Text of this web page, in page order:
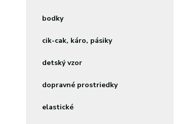
bodky
cik-cak, káro, pásiky
detský vzor
dopravné prostriedky
elastické